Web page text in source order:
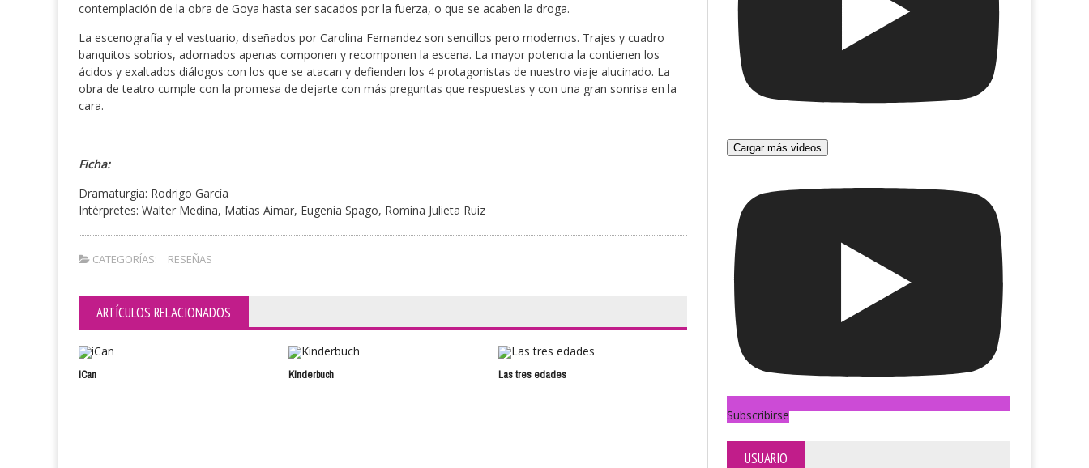
contemplación de la obra de Goya hasta ser sacados por la fuerza, o que se acaben la droga.
La escenografía y el vestuario, diseñados por Carolina Fernandez son sencillos pero modernos. Trajes y cuadro
banquitos sobrios, adornados apenas componen y recomponen la escena. La mayor potencia la contienen los
ácidos y exaltados diálogos con los que se atacan y defienden los 4 protagonistas de nuestro viaje alucinado. La
obra de teatro cumple con la promesa de dejarte con más preguntas que respuestas y con una gran sonrisa en la
cara.
Ficha:
Dramaturgia: Rodrigo García
Intérpretes: Walter Medina, Matías Aimar, Eugenia Spago, Romina Julieta Ruiz
CATEGORÍAS: RESEÑAS
ARTÍCULOS RELACIONADOS
iCan Kinderbuch Las tres edades Seríamos una familia
Cargar más videos
Subscribirse
USUARIO